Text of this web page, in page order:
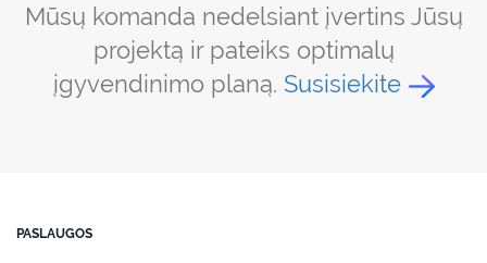
Mūsų komanda nedelsiant įvertins Jūsų
projektą ir pateiks optimalų
įgyvendinimo planą. Susisiekite
PASLAUGOS